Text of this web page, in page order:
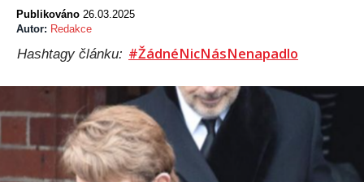
Publikováno 26.03.2025
Autor: Redakce
Hashtagy článku: #ŽádnéNicNásNenapadlo